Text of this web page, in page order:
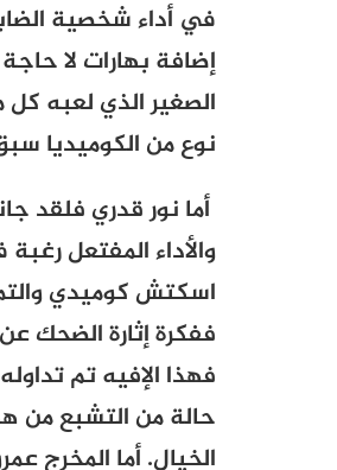
في أداء شخصية
إضافة بهارات لا
الصغير الذي لعبه
نوع من الكوميديا
أما نور قدري فلقد
والأداء المفتعل
اسكتش كوميدي
ففكرة إثارة الضحك
فهذا الإفيه تم
حالة من التشبع من
الخيال. أما المخرج